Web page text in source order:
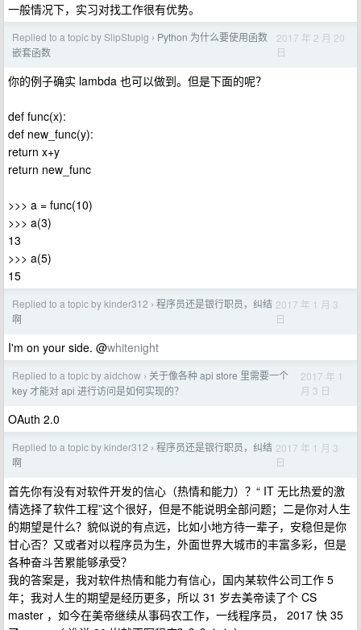
一般情况下，实习对找工作很有优势。
Replied to a topic by SlipStupig › Python 为什么要使用函数
嵌套函数
2017 年 2 月 20
日
你的例子确实 lambda 也可以做到。但是下面的呢？
def func(x):
def new_func(y):
return x+y
return new_func
>>> a = func(10)
>>> a(3)
13
>>> a(5)
15
Replied to a topic by kinder312 › 程序员还是银行职员，纠结
啊
2017 年 1 月 3
日
I'm on your side. @whitenight
Replied to a topic by aidchow › 关于像各种 api store 里需要一个
key 才能对 api 进行访问是如何实现的？
2017 年 1
月 3 日
OAuth 2.0
Replied to a topic by kinder312 › 程序员还是银行职员，纠结
啊
2017 年 1 月 3
日
首先你有没有对软件开发的信心（热情和能力）？“ IT 无比热爱的激
情选择了软件工程”这个很好，但是不能说明全部问题；二是你对人生
的期望是什么？貌似说的有点远，比如小地方待一辈子，安稳但是你
甘心否？又或者对以程序员为生，外面世界大城市的丰富多彩，但是
各种奋斗苦累能够承受？
我的答案是，我对软件热情和能力有信心，国内某软件公司工作 5
年；我对人生的期望是经历更多，所以 31 岁去美帝读了个 CS
master ，如今在美帝继续从事码农工作，一线程序员， 2017 快 35